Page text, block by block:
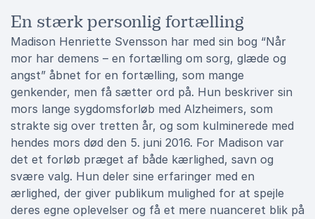
En stærk personlig fortælling
Madison Henriette Svensson har med sin bog “Når
mor har demens – en fortælling om sorg, glæde og
angst” åbnet for en fortælling, som mange
genkender, men få sætter ord på. Hun beskriver sin
mors lange sygdomsforløb med Alzheimers, som
strakte sig over tretten år, og som kulminerede med
hendes mors død den 5. juni 2016. For Madison var
det et forløb præget af både kærlighed, savn og
svære valg. Hun deler sine erfaringer med en
ærlighed, der giver publikum mulighed for at spejle
deres egne oplevelser og få et mere nuanceret blik på